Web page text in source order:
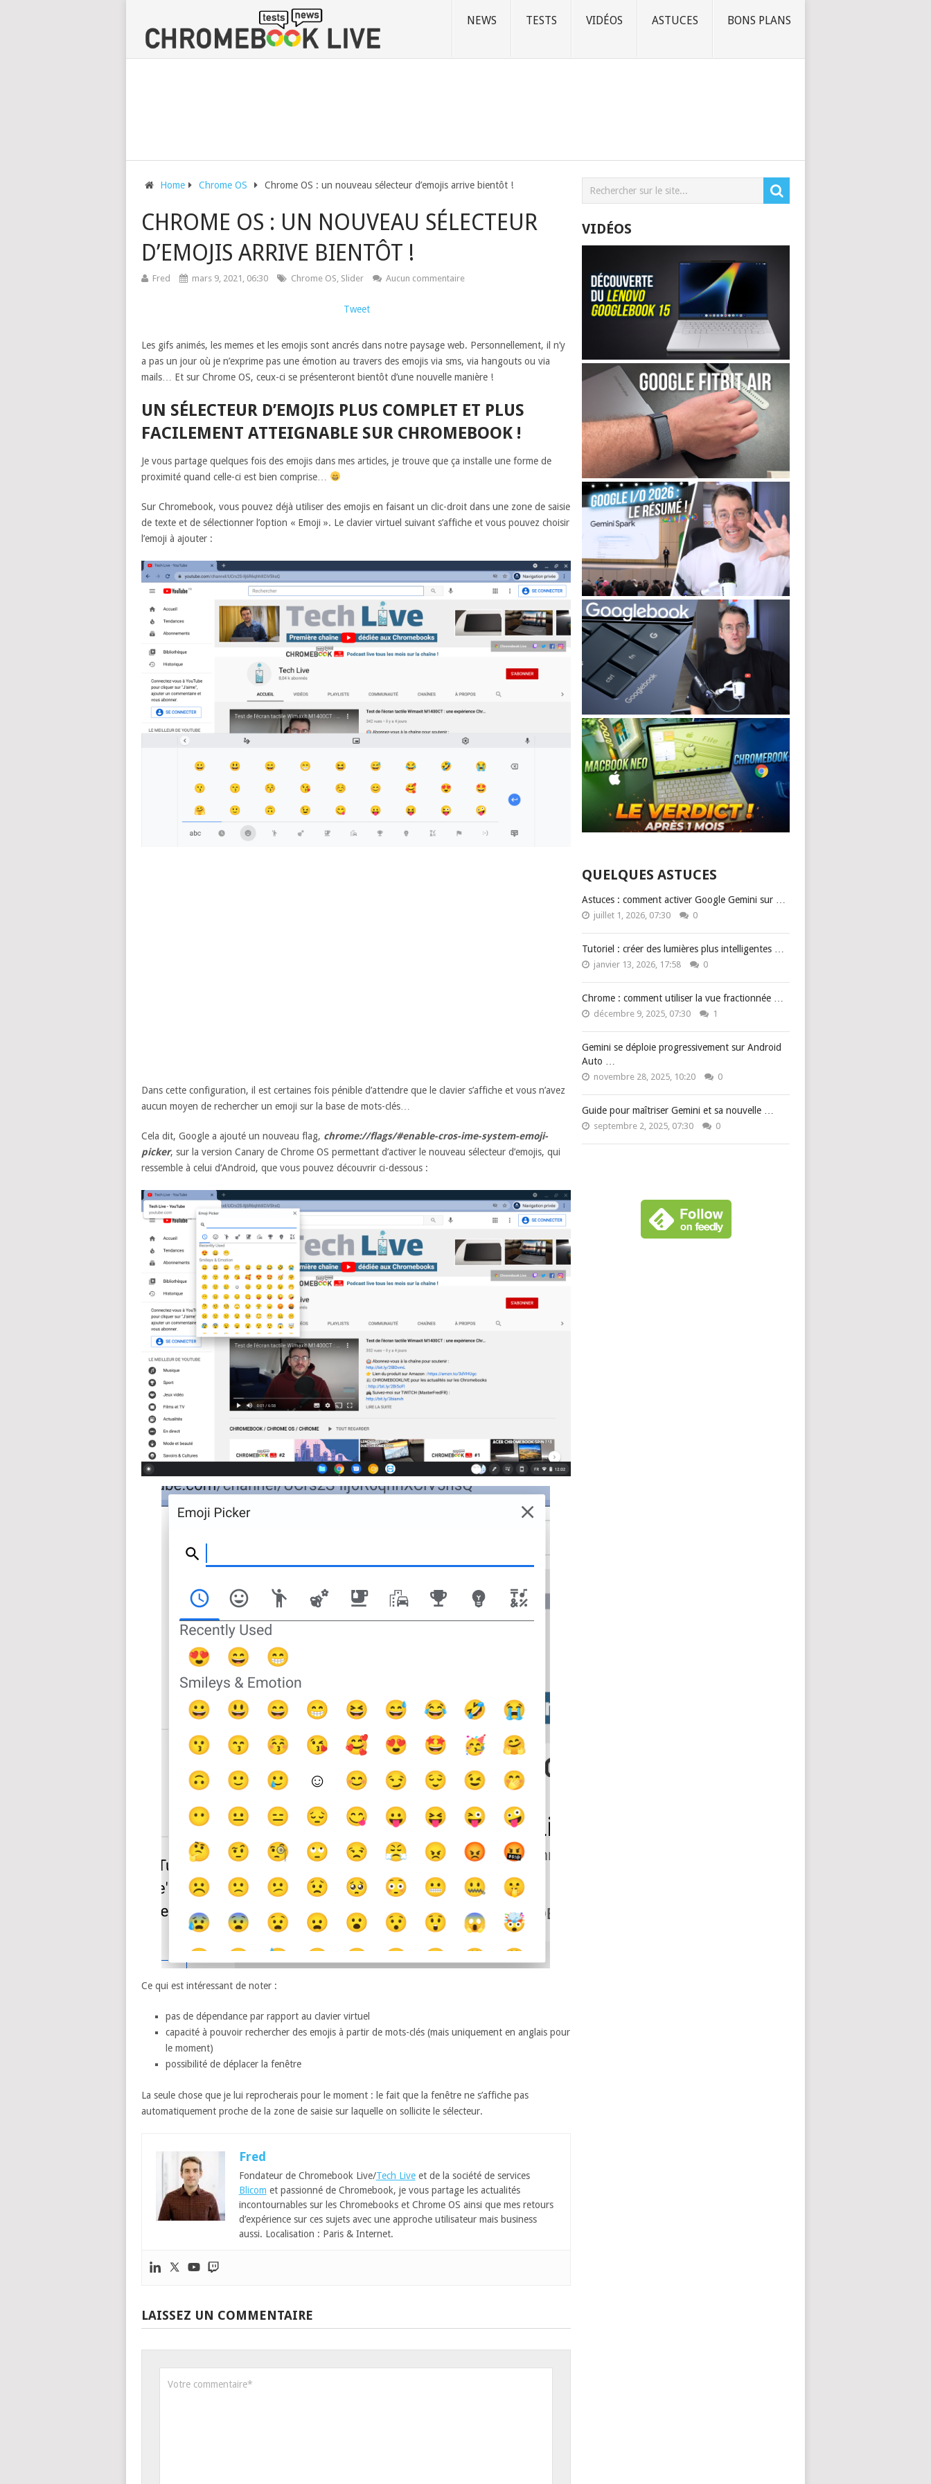
NEWS TESTS VIDÉOS ASTUCES BONS PLANS
Home Chrome OS Chrome OS : un nouveau sélecteur d’emojis arrive bientôt !
CHROME OS : UN NOUVEAU SÉLECTEUR
D’EMOJIS ARRIVE BIENTÔT !
Fred mars 9, 2021, 06:30 Chrome OS, Slider Aucun commentaire
Tweet
Les gifs animés, les memes et les emojis sont ancrés dans notre paysage web. Personnellement, il n’y
a pas un jour où je n’exprime pas une émotion au travers des emojis via sms, via hangouts ou via
mails… Et sur Chrome OS, ceux-ci se présenteront bientôt d’une nouvelle manière !
UN SÉLECTEUR D’EMOJIS PLUS COMPLET ET PLUS
FACILEMENT ATTEIGNABLE SUR CHROMEBOOK !
Je vous partage quelques fois des emojis dans mes articles, je trouve que ça installe une forme de
proximité quand celle-ci est bien comprise…
Sur Chromebook, vous pouvez déjà utiliser des emojis en faisant un clic-droit dans une zone de saisie
de texte et de sélectionner l’option « Emoji ». Le clavier virtuel suivant s’affiche et vous pouvez choisir
l’emoji à ajouter :
Dans cette configuration, il est certaines fois pénible d’attendre que le clavier s’affiche et vous n’avez
aucun moyen de rechercher un emoji sur la base de mots-clés…
Cela dit, Google a ajouté un nouveau flag, chrome://flags/#enable-cros-ime-system-emoji-
picker, sur la version Canary de Chrome OS permettant d’activer le nouveau sélecteur d’emojis, qui
ressemble à celui d’Android, que vous pouvez découvrir ci-dessous :
Ce qui est intéressant de noter :
pas de dépendance par rapport au clavier virtuel
capacité à pouvoir rechercher des emojis à partir de mots-clés (mais uniquement en anglais pour
le moment)
possibilité de déplacer la fenêtre
La seule chose que je lui reprocherais pour le moment : le fait que la fenêtre ne s’affiche pas
automatiquement proche de la zone de saisie sur laquelle on sollicite le sélecteur.
Fred
Fondateur de Chromebook Live/Tech Liveet de la société de services
Blicom et passionné de Chromebook, je vous partage les actualités
incontournables sur les Chromebooks et Chrome OS ainsi que mes retours
d’expérience sur ces sujets avec une approche utilisateur mais business
aussi. Localisation : Paris & Internet.
LAISSEZ UN COMMENTAIRE
VIDÉOS
QUELQUES ASTUCES
Astuces : comment activer Google Gemini sur …
juillet 1, 2026, 07:30 0
Tutoriel : créer des lumières plus intelligentes …
janvier 13, 2026, 17:58 0
Chrome : comment utiliser la vue fractionnée …
décembre 9, 2025, 07:30 1
Gemini se déploie progressivement sur Android
Auto …
novembre 28, 2025, 10:20 0
Guide pour maîtriser Gemini et sa nouvelle …
septembre 2, 2025, 07:30 0